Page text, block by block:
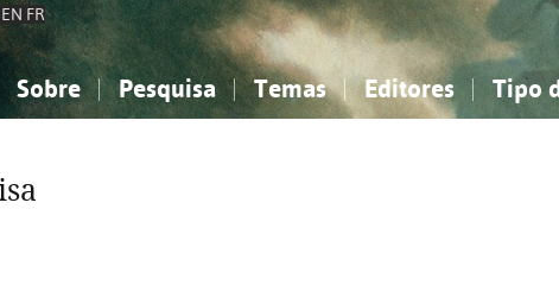
EN FR
Sobre Pesquisa Temas
Ciências sociais...
Editores Tipo
Ciências sociais...